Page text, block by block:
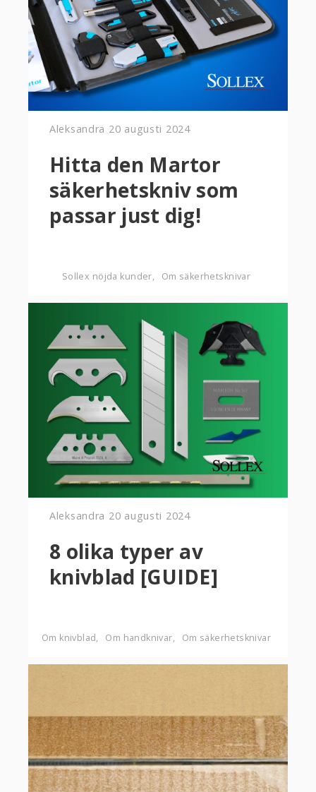
Aleksandra 20 augusti 2024
Hitta den Martor
säkerhetskniv som
passar just dig!
Sollex nöjda kunder Om säkerhetsknivar
Aleksandra 20 augusti 2024
8 olika typer av
knivblad [GUIDE]
Om knivblad Om handknivar Om säkerhetsknivar